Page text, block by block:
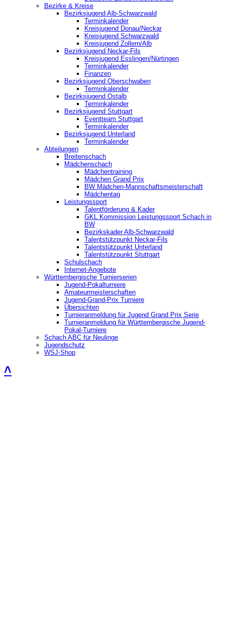
Bezirke & Kreise
Bezirksjugend Alb-Schwarzwald
Terminkalender
Kreisjugend Donau/Neckar
Kreisjugend Schwarzwald
Kreisjugend Zollern/Alb
Bezirksjugend Neckar-Fils
Kreisjugend ‎Esslingen/Nürtingen
Terminkalender
Finanzen
Bezirksjugend Oberschwaben
Terminkalender
Bezirksjugend Ostalb
Terminkalender
Bezirksjugend Stuttgart
‎Eventteam Stuttgart
Terminkalender
Bezirksjugend Unterland
Terminkalender
Abteilungen
Breitenschach
Mädchenschach
Mädchentraining
Mädchen Grand Prix
BW Mädchen-Mannschaftsmeisterschaft
Mädchentag
Leistungssport
Talentförderung & Kader
GKL Kommission Leistungssport Schach in
BW
Bezirkskader Alb-Schwarzwald
Talentstützpunkt Neckar-Fils
Talentstützpunkt Unterland
Talentstützpunkt Stuttgart
Schulschach
Internet-Angebote
Württembergische Turnierserien
Jugend-Pokalturniere
Amateurmeisterschaften
Jugend-Grand-Prix Turniere
Übersichten
Turnieranmeldung für Jugend Grand Prix Serie
Turnieranmeldung für Württembergische Jugend-
Pokal-Turniere
Schach ABC für Neulinge
Jugendschutz
WSJ-Shop
˄